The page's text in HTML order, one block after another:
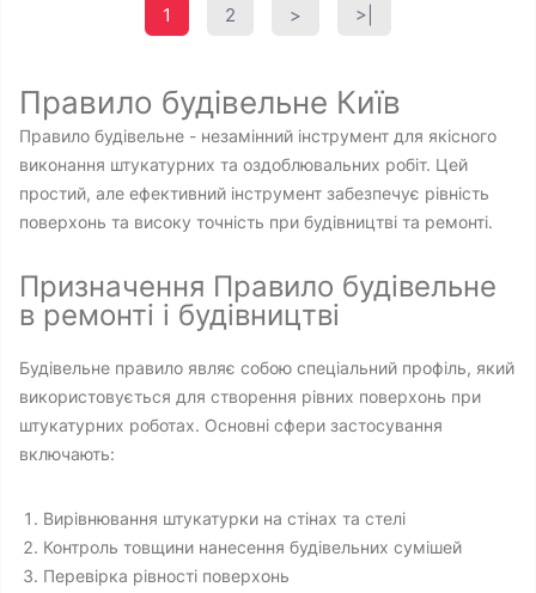
1 2 > >|
Правило будівельне Київ
Правило будівельне - незамінний інструмент для якісного
виконання штукатурних та оздоблювальних робіт. Цей
простий, але ефективний інструмент забезпечує рівність
поверхонь та високу точність при будівництві та ремонті.
Призначення Правило будівельне
в ремонті і будівництві
Будівельне правило являє собою спеціальний профіль, який
використовується для створення рівних поверхонь при
штукатурних роботах. Основні сфери застосування
включають:
Вирівнювання штукатурки на стінах та стелі
Контроль товщини нанесення будівельних сумішей
Перевірка рівності поверхонь